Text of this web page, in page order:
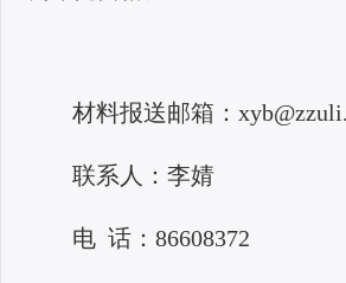
材料报送邮箱 ：
联系人：李婧
电 话：86608372